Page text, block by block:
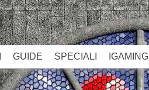
GUIDE SPECIALI IGAMING